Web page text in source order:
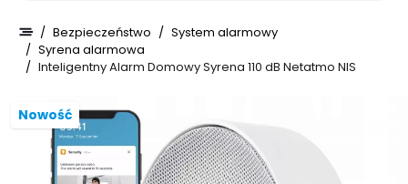
/ Bezpieczeństwo / System alarmowy
/ Syrena alarmowa
/ Inteligentny Alarm Domowy Syrena 110 dB Netatmo NIS
Nowość